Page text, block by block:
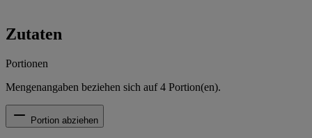
Zutaten
Portionen
Mengenangaben beziehen sich auf4 Portion(en).
Portion abziehen